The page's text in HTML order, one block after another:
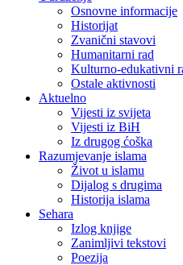
Osnovne informacije
Historijat
Zvanični stavovi
Humanitarni rad
Kulturno-edukativni
Ostale aktivnosti
Aktuelno
Vijesti iz svijeta
Vijesti iz BiH
Iz drugog ćoška
Razumjevanje islama
Život u islamu
Dijalog s drugima
Historija islama
Sehara
Izlog knjige
Zanimljivi tekstovi
Poezija